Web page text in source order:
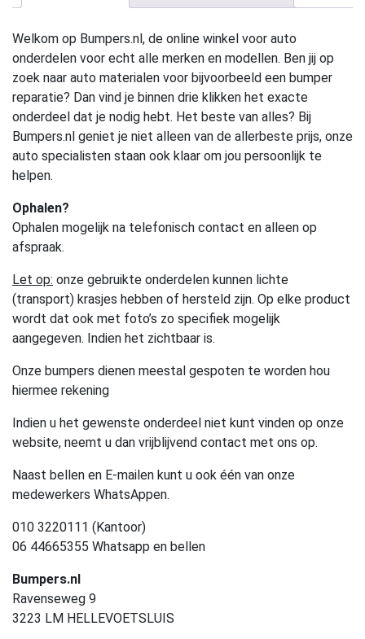
Welkom op Bumpers.nl, de online winkel voor auto
onderdelen voor echt alle merken en modellen. Ben jij op
zoek naar auto materialen voor bijvoorbeeld een bumper
reparatie? Dan vind je binnen drie klikken het exacte
onderdeel dat je nodig hebt. Het beste van alles? Bij
Bumpers.nl geniet je niet alleen van de allerbeste prijs, onze
auto specialisten staan ook klaar om jou persoonlijk te
helpen.
Ophalen?
Ophalen mogelijk na telefonisch contact en alleen op
afspraak.
Let op: onze gebruikte onderdelen kunnen lichte
(transport) krasjes hebben of hersteld zijn. Op elke product
wordt dat ook met foto’s zo specifiek mogelijk
aangegeven. Indien het zichtbaar is.
Onze bumpers dienen meestal gespoten te worden hou
hiermee rekening
Indien u het gewenste onderdeel niet kunt vinden op onze
website, neemt u dan vrijblijvend contact met ons op.
Naast bellen en E-mailen kunt u ook één van onze
medewerkers WhatsAppen.
010 3220111 (Kantoor)
06 44665355 Whatsapp en bellen
Bumpers.nl
Ravenseweg 9
3223 LM HELLEVOETSLUIS